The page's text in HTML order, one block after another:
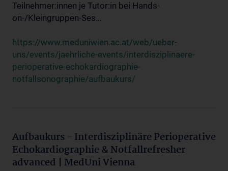
Teilnehmer:innen je Tutor:in bei Hands-
on-/Kleingruppen-Ses...
https://www.meduniwien.ac.at/web/ueber-
uns/events/jaehrliche-events/interdisziplinaere-
perioperative-echokardiographie-
notfallsonographie/aufbaukurs/
Aufbaukurs - Interdisziplinäre Perioperative
Echokardiographie & Notfallrefresher
advanced | MedUni Vienna